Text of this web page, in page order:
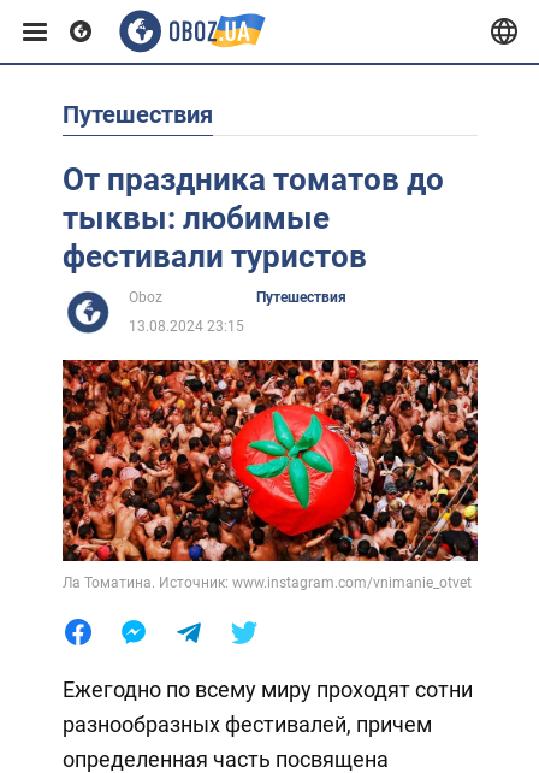
Европа
США
Африка
Жизнь
Лайфхаки
Путешествия
От праздника томатов до
тыквы: любимые
фестивали туристов
Oboz
Путешествия
13.08.2024 23:15
Ла Томатина. Источник: www.instagram.com/vnimanie_otvet
Ежегодно по всему миру проходят сотни
разнообразных фестивалей, причем
определенная часть посвящена